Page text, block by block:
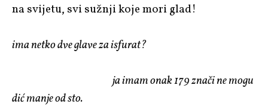
na svijetu, svi sužnji koje mori glad!
ima netko dve glave za isfurat?
ja imam onak 179 znači ne mogu
dić manje od sto.